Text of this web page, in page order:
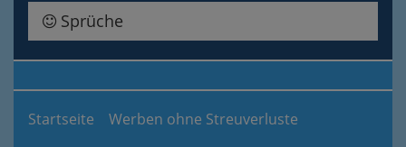
Sprüche
Startseite Werben ohne Streuverluste